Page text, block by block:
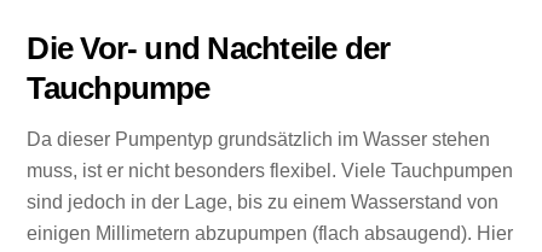
Die Vor- und Nachteile der
Tauchpumpe
Da dieser Pumpentyp grundsätzlich im Wasser stehen
muss, ist er nicht besonders flexibel. Viele Tauchpumpen
sind jedoch in der Lage, bis zu einem Wasserstand von
einigen Millimetern abzupumpen (flach absaugend). Hier